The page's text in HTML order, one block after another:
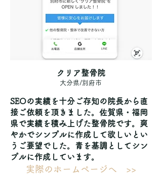
クリア整骨院
大分県/別府市
SEOの実績を十分ご存知の院長から直
接ご依頼を頂きました。佐賀県・福岡
県で実績を積み上げた整骨院です。爽
やかでシンプルに作成して欲しいとい
うご要望でした。青を基調としてシン
プルに作成しています。
実際のホームページへ >>